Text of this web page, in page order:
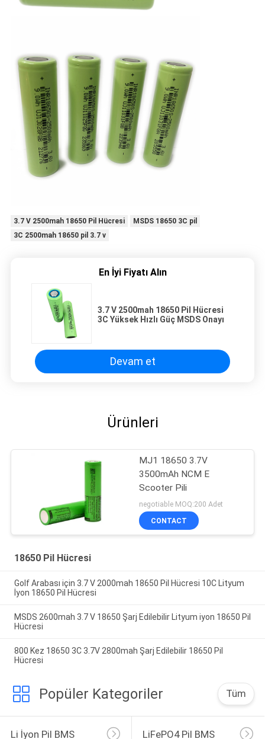
3.7 V 2500mah 18650 Pil Hücresi
MSDS 18650 3C pil
3C 2500mah 18650 pil 3.7 v
En İyi Fiyatı Alın
3.7 V 2500mah 18650 Pil Hücresi
3C Yüksek Hızlı Güç MSDS Onayı
Devam et
Ürünleri
MJ1 18650 3.7V
3500mAh NCM E
Scooter Pili
negotiable MOQ:200 Adet
CONTACT
18650 Pil Hücresi
Golf Arabası için 3.7 V 2000mah 18650 Pil Hücresi 10C Lityum
İyon 18650 Pil Hücresi
MSDS 2600mah 3.7 V 18650 Şarj Edilebilir Lityum iyon 18650 Pil
Hücresi
800 Kez 18650 3C 3.7V 2800mah Şarj Edilebilir 18650 Pil
Hücresi
Popüler Kategoriler Tüm
Li İyon Pil BMS LiFePO4 Pil BMS